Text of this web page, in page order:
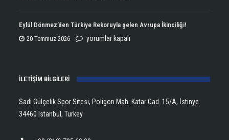
Aldı!
Şampiyonu
Lanlana
Eylül Dönmez’den Türkiye Rekoruyla gelen Avrupa İkinciliği!
20 Temmuz 2026
Eylül
Rekoruyla
Avrupa
yorumlar kapalı
İLETİŞİM BİLGİLERİ
Sadi Gülçelik Spor Sitesi, Poligon Mah. Katar Cad. 15/A, İstinye
34460 Istanbul, Turkey